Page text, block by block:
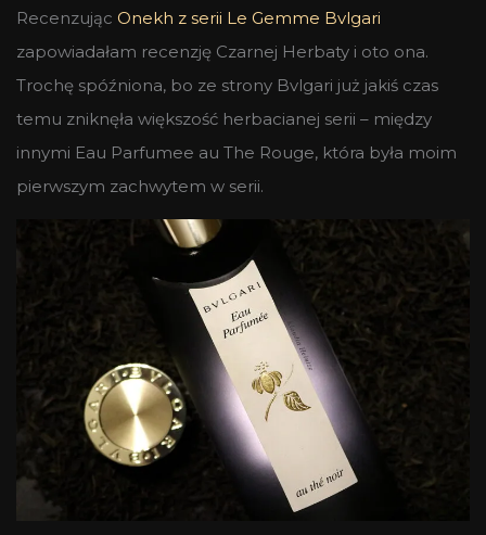
Recenzując Onekh z serii Le Gemme Bvlgari
zapowiadałam recenzję Czarnej Herbaty i oto ona.
Trochę spóźniona, bo ze strony Bvlgari już jakiś czas
temu zniknęła większość herbacianej serii – między
innymi Eau Parfumee au The Rouge, która była moim
pierwszym zachwytem w serii.